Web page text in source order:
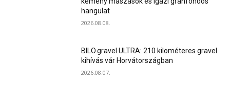
hangulat
2026.08.08.
BILO.gravel ULTRA: 210 kilométeres gravel
kihívás vár Horvátországban
2026.08.07.